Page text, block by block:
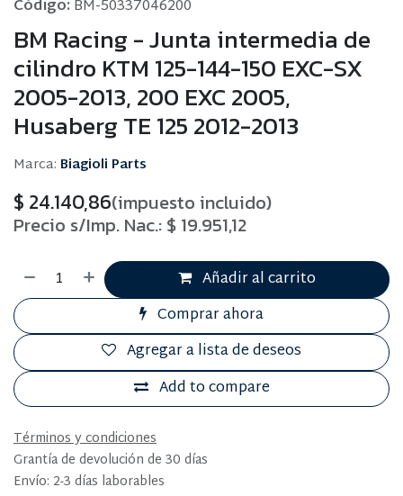
Código: BM-50337046200
BM Racing - Junta intermedia de
cilindro KTM 125-144-150 EXC-SX
2005-2013, 200 EXC 2005,
Husaberg TE 125 2012-2013
Marca: Biagioli Parts
$ 24.140,86(impuesto incluido)
Precio s/Imp. Nac.: $ 19.951,12
Añadir al carrito
Comprar ahora
Add to compare
Agregar a lista de deseos
Términos y condiciones
Grantía de devolución de 30 días
Envío: 2-3 días laborables